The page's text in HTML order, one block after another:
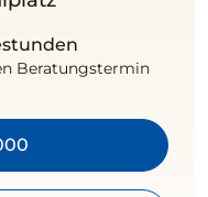
Beratungstermin